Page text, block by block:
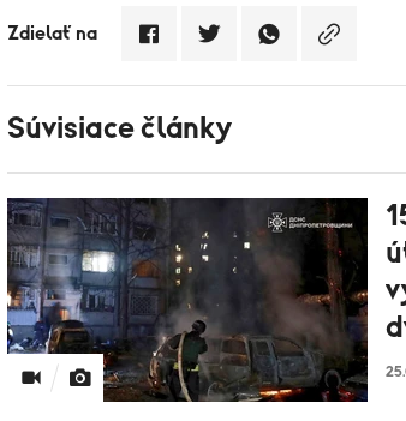
Zdielať na
Súvisiace články